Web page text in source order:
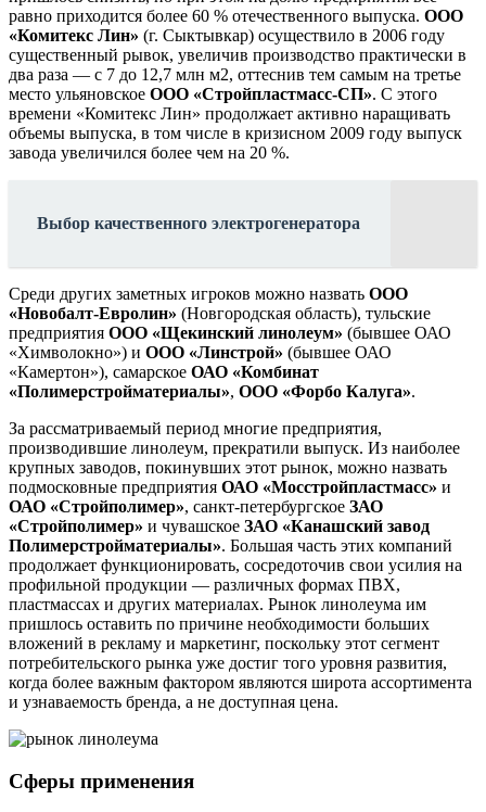
равно приходится более 60 % отечественного выпуска. ООО
«Комитекс Лин» (г. Сыктывкар) осуществило в 2006 году
существенный рывок, увеличив производство практически в
два раза — с 7 до 12,7 млн м2, оттеснив тем самым на третье
место ульяновское ООО «Стройпластмасс-СП». С этого
времени «Комитекс Лин» продолжает активно наращивать
объемы выпуска, в том числе в кризисном 2009 году выпуск
завода увеличился более чем на 20 %.
Выбор качественного электрогенератора
Среди других заметных игроков можно назвать ООО
«Новобалт-Евролин» (Новгородская область), тульские
предприятия ООО «Щекинский линолеум» (бывшее ОАО
«Химволокно») и ООО «Линстрой» (бывшее ОАО
«Камертон»), самарское ОАО «Комбинат
«Полимерстройматериалы», ООО «Форбо Калуга».
За рассматриваемый период многие предприятия,
производившие линолеум, прекратили выпуск. Из наиболее
крупных заводов, покинувших этот рынок, можно назвать
подмосковные предприятия ОАО «Мосстройпластмасс» и
ОАО «Стройполимер», санкт-петербургское ЗАО
«Стройполимер» и чувашское ЗАО «Канашский завод
Полимерстройматериалы». Большая часть этих компаний
продолжает функционировать, сосредоточив свои усилия на
профильной продукции — различных формах ПВХ,
пластмассах и других материалах. Рынок линолеума им
пришлось оставить по причине необходимости больших
вложений в рекламу и маркетинг, поскольку этот сегмент
потребительского рынка уже достиг того уровня развития,
когда более важным фактором являются широта ассортимента
и узнаваемость бренда, а не доступная цена.
Сферы применения